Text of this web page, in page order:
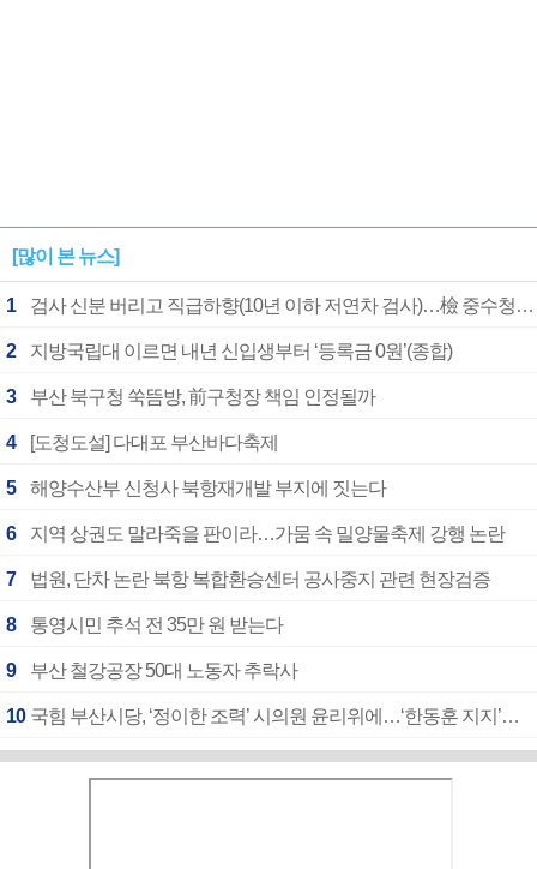
[많이 본 뉴스]
1 검사 신분 버리고 직급하향(10년 이하 저연차 검사)…檢 중수청행 기피
2 지방국립대 이르면 내년 신입생부터 ‘등록금 0원’(종합)
3 부산 북구청 쑥뜸방, 前구청장 책임 인정될까
4 [도청도설] 다대포 부산바다축제
5 해양수산부 신청사 북항재개발 부지에 짓는다
6 지역 상권도 말라죽을 판이라…가뭄 속 밀양물축제 강행 논란
7 법원, 단차 논란 북항 복합환승센터 공사중지 관련 현장검증
8 통영시민 추석 전 35만 원 받는다
9 부산 철강공장 50대 노동자 추락사
10 국힘 부산시당, ‘정이한 조력’ 시의원 윤리위에…‘한동훈 지지’도 신고접수